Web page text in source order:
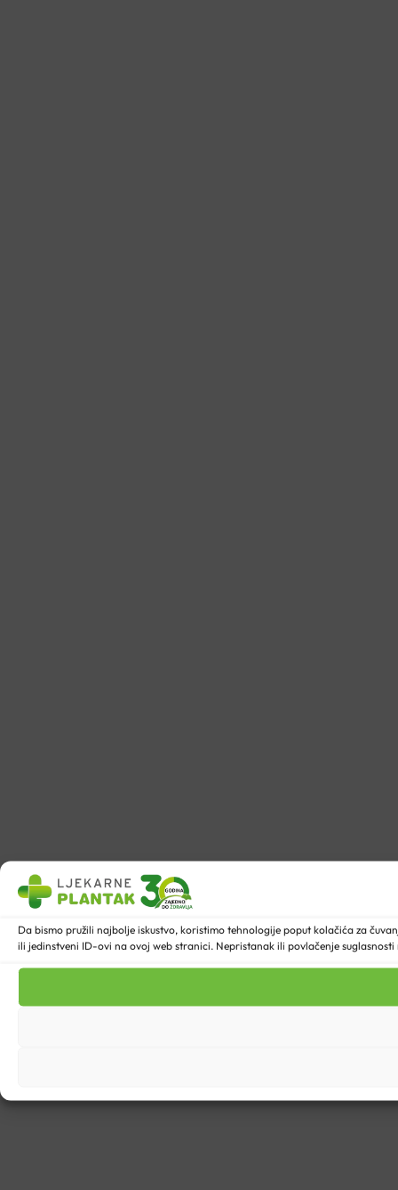
Da bismo pružili najbolje iskustvo, koristimo tehnologije poput kolačića za
ili jedinstveni ID-ovi na ovoj web stranici. Nepristanak ili povlačenje